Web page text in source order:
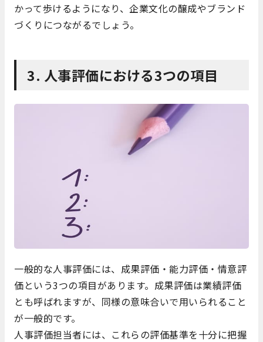
かって歩けるようになり、企業文化の醸成やブランド
づくりにつながるでしょう。
3. 人事評価における3つの項目
一般的な人事評価には、成果評価・能力評価・情意評
価という3つの項目があります。 成果評価は業績評価
とも呼ばれますが、同様の意味合いで用いられること
が一般的です。
人事評価担当者には、これらの評価基準を十分に把握